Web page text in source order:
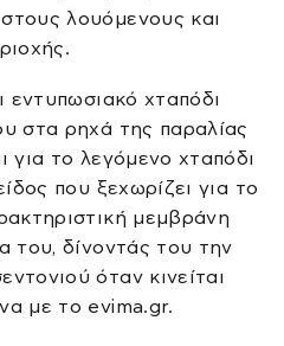
λουόμενους και
εντυπωσιακό χταπόδι
στα ρηχά της παραλίας
για το λεγόμενο χταπόδι
που ξεχωρίζει για το
μεμβράνη
του, δίνοντάς του την
όταν κινείται
με το evima.gr.